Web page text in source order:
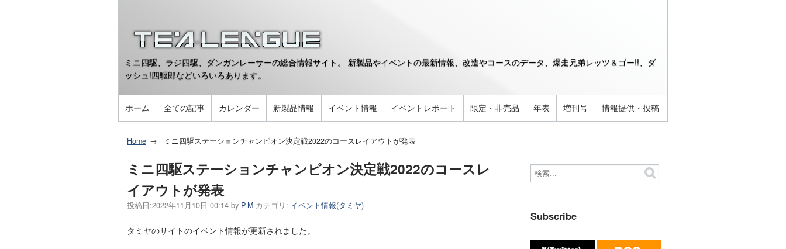
ミニ四駆、ラジ四駆、ダンガンレーサーの総合情報サイト。 新製品やイベントの最新情報、改造やコースのデータ、爆走兄弟レッツ＆ゴー!!、ダ
ッシュ!四駆郎などいろいろあります。
ホーム 全ての記事 カレンダー 新製品情報 イベント情報 イベントレポート 限定・非売品 年表 増刊号 情報提供・投稿
Home ミニ四駆ステーションチャンピオン決定戦2022のコースレイアウトが発表
ミニ四駆ステーションチャンピオン決定戦2022のコースレ
イアウトが発表
投稿日:2022年11月10日 00:14 by P-M カテゴリ: イベント情報(タミヤ)
タミヤのサイトのイベント情報が更新されました。
Subscribe